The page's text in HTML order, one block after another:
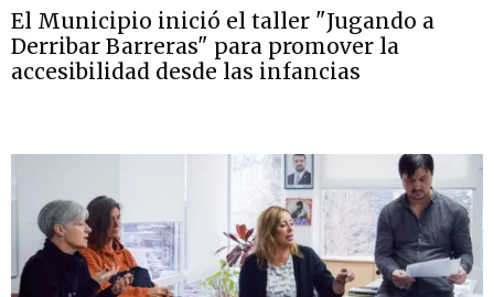
El Municipio inició el taller "Jugando a
Derribar Barreras" para promover la
accesibilidad desde las infancias